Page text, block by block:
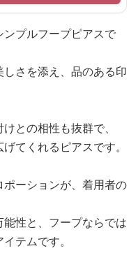
プルフープピアスで
さを添え、品のある印
との相性も抜群で、
てくれるピアスです。
ーションが、着用者の
性と、フープならでは
テムです。